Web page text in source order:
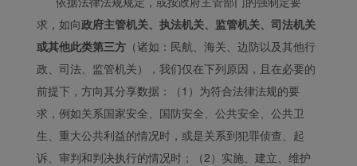
求，如向政府主管机关、执法机关、监管机关、司法机关
或其他此类第三方 （诸如：民航、海关、边防以及其他行
政、司法、监管机关），我们仅在下列原因，且在必要的
前提下，方向其分享数据：（1）为符合法律法规的要
求，例如关系国家安全、国防安全、公共安全、公共卫
生、重大公共利益的情况时，或是关系到犯罪侦查、起
诉、审判和判决执行的情况时；（2）实施、建立、维护